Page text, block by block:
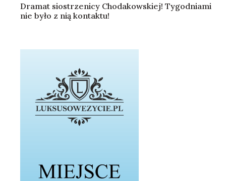
Dramat siostrzenicy Chodakowskiej! Tygodniami
nie było z nią kontaktu!